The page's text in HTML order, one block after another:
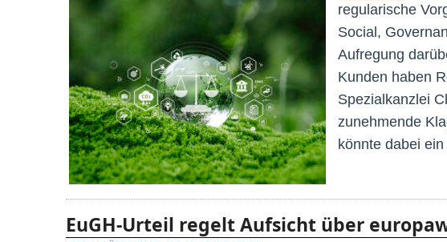
regularische
Social,
Aufregung
Kunden haben
Spezialkanzlei
zunehmende
könnte dabei
EuGH-Urteil regelt Aufsicht über